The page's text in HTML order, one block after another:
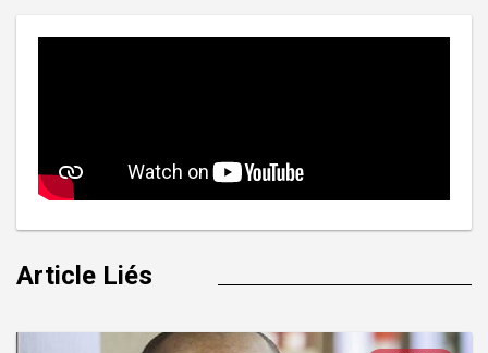
Article Liés